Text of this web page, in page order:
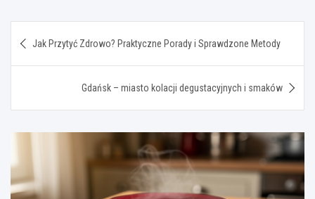
wpisu
Jak Przytyć Zdrowo? Praktyczne Porady i Sprawdzone Metody
Gdańsk – miasto kolacji degustacyjnych i smaków